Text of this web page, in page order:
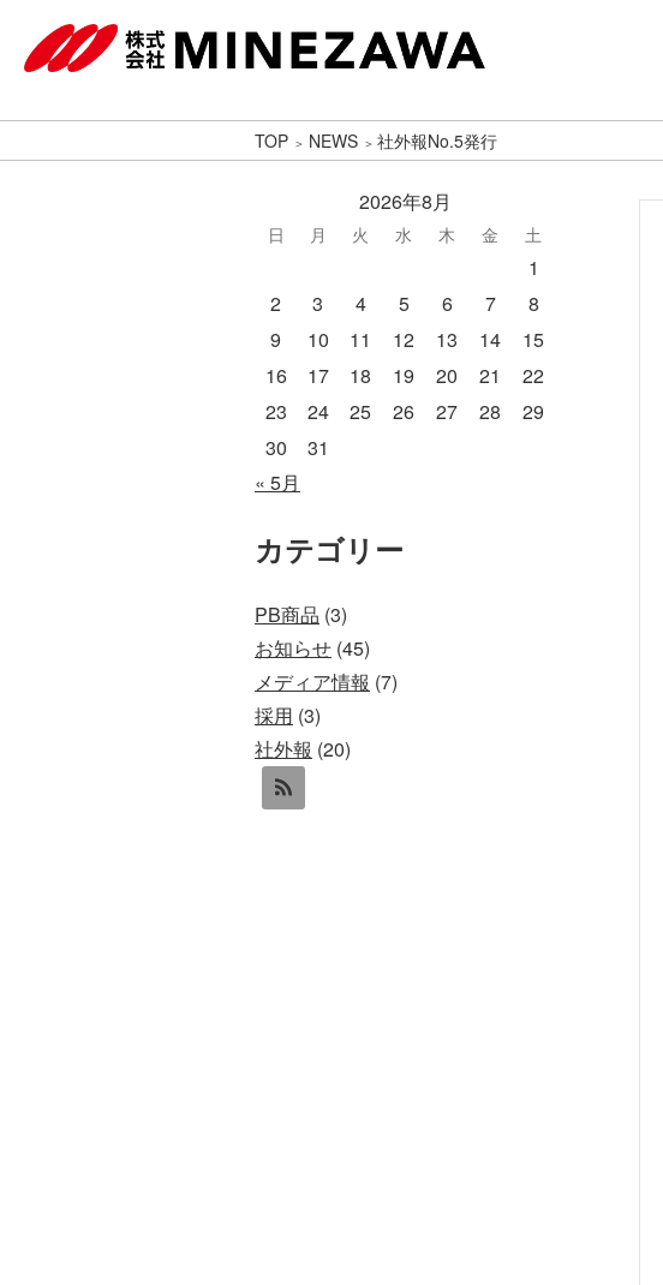
TOP NEWS 社外報No.5発行
2026年8月
日 月 火 水 木 金 土
1
2
3 4 5 6 7
8
9
10 11 12 13 14
15
16
17 18 19 20 21
22
23
24 25 26 27 28
29
30
31
« 5月
カテゴリー
PB商品 (3)
お知らせ (45)
メディア情報 (7)
採用 (3)
社外報 (20)